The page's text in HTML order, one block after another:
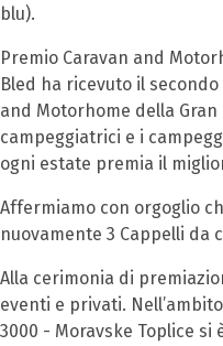
blu).
Premio Caravan and
Bled ha ricevuto il
and Motorhome della
campeggiatrici e i
ogni estate premia il
Affermiamo con orgoglio
nuovamente 3 Cappelli da
Alla cerimonia di
eventi e privati.
3000 - Moravske Toplice